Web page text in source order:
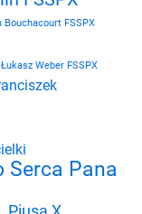
Bouchacourt FSSPX
Weber FSSPX
Serca Pana